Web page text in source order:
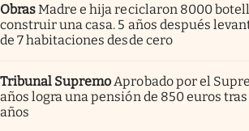
ObrasMadre e hija reciclaron 8000
construir una casa. 5 años después
de 7 habitaciones desde cero
Tribunal Supremo Aprobado por el
años logra una pensión de 850 euros
años